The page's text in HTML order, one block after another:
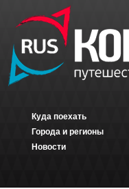
Куда поехать
Города и регионы
Новости